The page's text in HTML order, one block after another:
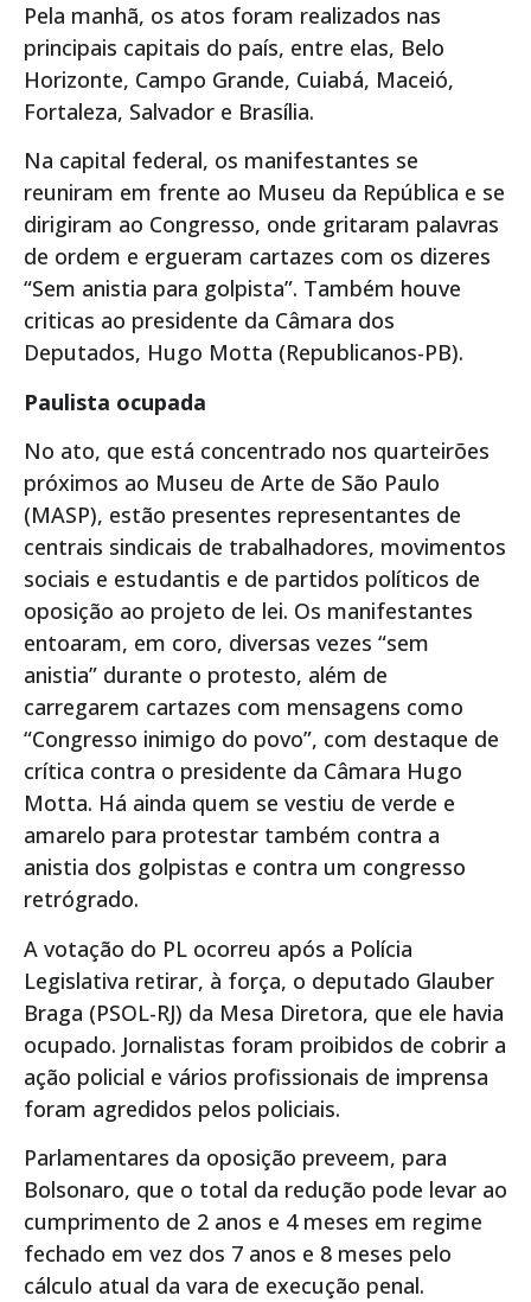
Pela manhã, os atos foram realizados nas
principais capitais do país, entre elas, Belo
Horizonte, Campo Grande, Cuiabá, Maceió,
Fortaleza, Salvador e Brasília.
Na capital federal, os manifestantes se
reuniram em frente ao Museu da República e se
dirigiram ao Congresso, onde gritaram palavras
de ordem e ergueram cartazes com os dizeres
“Sem anistia para golpista”. Também houve
criticas ao presidente da Câmara dos
Deputados, Hugo Motta (Republicanos-PB).
Paulista ocupada
No ato, que está concentrado nos quarteirões
próximos ao Museu de Arte de São Paulo
(MASP), estão presentes representantes de
centrais sindicais de trabalhadores, movimentos
sociais e estudantis e de partidos políticos de
oposição ao projeto de lei. Os manifestantes
entoaram, em coro, diversas vezes “sem
anistia” durante o protesto, além de
carregarem cartazes com mensagens como
“Congresso inimigo do povo”, com destaque de
crítica contra o presidente da Câmara Hugo
Motta. Há ainda quem se vestiu de verde e
amarelo para protestar também contra a
anistia dos golpistas e contra um congresso
retrógrado.
A votação do PL ocorreu após a Polícia
Legislativa retirar, à força, o deputado Glauber
Braga (PSOL-RJ) da Mesa Diretora, que ele havia
ocupado. Jornalistas foram proibidos de cobrir a
ação policial e vários profissionais de imprensa
foram agredidos pelos policiais.
Parlamentares da oposição preveem, para
Bolsonaro, que o total da redução pode levar ao
cumprimento de 2 anos e 4 meses em regime
fechado em vez dos 7 anos e 8 meses pelo
cálculo atual da vara de execução penal.